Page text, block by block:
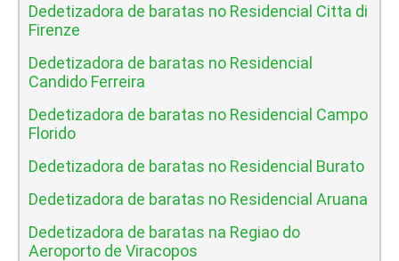
Dedetizadora de baratas no Residencial Citta di
Firenze
Dedetizadora de baratas no Residencial
Candido Ferreira
Dedetizadora de baratas no Residencial Campo
Florido
Dedetizadora de baratas no Residencial Burato
Dedetizadora de baratas no Residencial Aruana
Dedetizadora de baratas na Regiao do
Aeroporto de Viracopos